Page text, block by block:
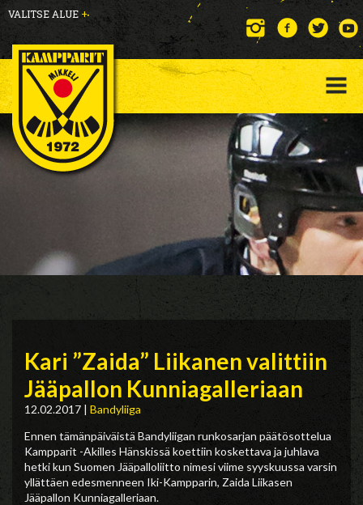
VALITSE ALUE +
Kari ”Zaida” Liikanen valittiin
Jääpallon Kunniagalleriaan
12.02.2017 | Bandyliiga
Ennen tämänpäiväistä Bandyliigan runkosarjan päätösottelua
Kampparit -Akilles Hänskissä koettiin koskettava ja juhlava
hetki kun Suomen Jääpalloliitto nimesi viime syyskuussa varsin
yllättäen edesmenneen Iki-Kampparin, Zaida Liikasen
Jääpallon Kunniagalleriaan.